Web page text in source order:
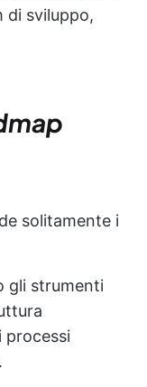
di sviluppo,
solitamente i
gli strumenti
processi